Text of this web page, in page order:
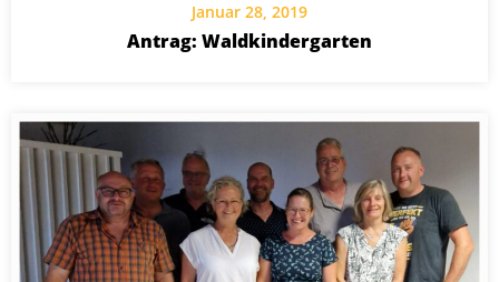
Januar 28, 2019
Antrag: Waldkindergarten